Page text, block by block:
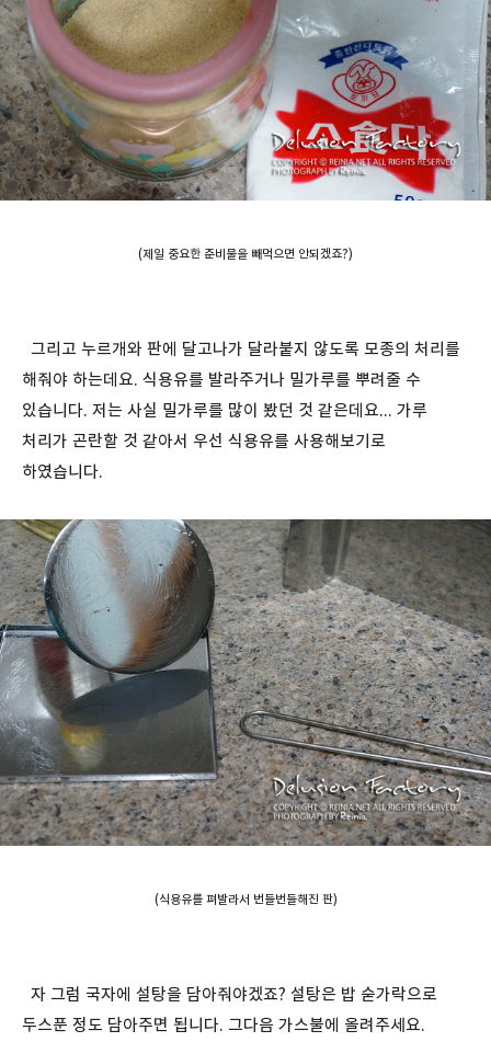
(제일 중요한 준비물을 빼먹으면 안되겠죠?)
그리고 누르개와 판에 달고나가 달라붙지 않도록 모종의 처리를
해줘야 하는데요. 식용유를 발라주거나 밀가루를 뿌려줄 수
있습니다. 저는 사실 밀가루를 많이 봤던 것 같은데요... 가루
처리가 곤란할 것 같아서 우선 식용유를 사용해보기로
하였습니다.
(식용유를 펴발라서 번들번들해진 판)
자 그럼 국자에 설탕을 담아줘야겠죠? 설탕은 밥 숟가락으로
두스푼 정도 담아주면 됩니다. 그다음 가스불에 올려주세요.